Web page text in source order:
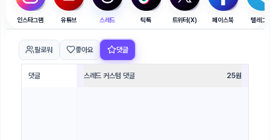
인스타그램 유튜브 스레드 틱톡 트위터(X) 페이스북 텔레그
팔로워 좋아요 댓글
댓글 스레드 커스텀 댓글 25원